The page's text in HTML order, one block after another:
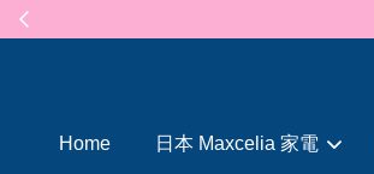
Home 日本 Maxcelia 家電